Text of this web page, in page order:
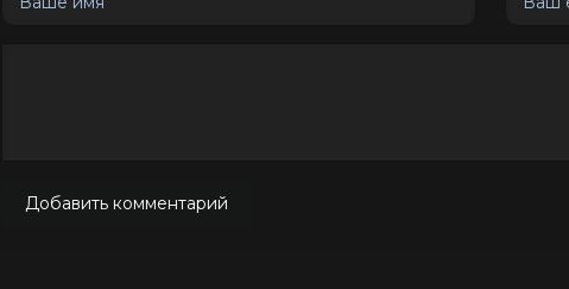
Добавить комментарий